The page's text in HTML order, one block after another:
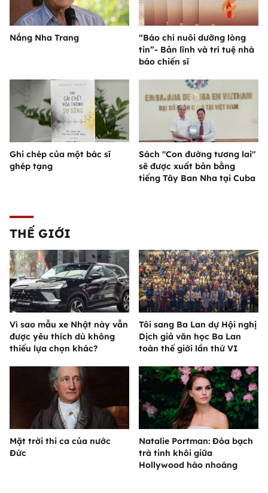
Nắng Nha Trang
“Báo chí nuôi dưỡng lòng
tin”- Bản lĩnh và trí tuệ nhà
báo chiến sĩ
Ghi chép của một bác sĩ
ghép tạng
Sách "Con đường tương lai"
sẽ được xuất bản bằng
tiếng Tây Ban Nha tại Cuba
THẾ GIỚI
Vì sao mẫu xe Nhật này vẫn
được yêu thích dù không
thiếu lựa chọn khác?
Tôi sang Ba Lan dự Hội nghị
Dịch giả văn học Ba Lan
toàn thế giới lần thứ VI
Mặt trời thi ca của nước
Đức
Natalie Portman: Đóa bạch
trà tinh khôi giữa
Hollywood hào nhoáng